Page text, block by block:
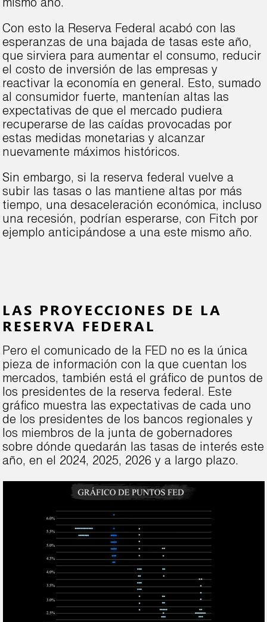
mismo año.
Con esto la Reserva Federal acabó con las
esperanzas de una bajada de tasas este año,
que sirviera para aumentar el consumo, reducir
el costo de inversión de las empresas y
reactivar la economía en general. Esto, sumado
al consumidor fuerte, mantenían altas las
expectativas de que el mercado pudiera
recuperarse de las caídas provocadas por
estas medidas monetarias y alcanzar
nuevamente máximos históricos.
Sin embargo, si la reserva federal vuelve a
subir las tasas o las mantiene altas por más
tiempo, una desaceleración económica, incluso
una recesión, podrían esperarse, con Fitch por
ejemplo anticipándose a una este mismo año.
LAS PROYECCIONES DE LA
RESERVA FEDERAL
Pero el comunicado de la FED no es la única
pieza de información con la que cuentan los
mercados, también está el gráfico de puntos de
los presidentes de la reserva federal. Este
gráfico muestra las expectativas de cada uno
de los presidentes de los bancos regionales y
los miembros de la junta de gobernadores
sobre dónde quedarán las tasas de interés este
año, en el 2024, 2025, 2026 y a largo plazo.